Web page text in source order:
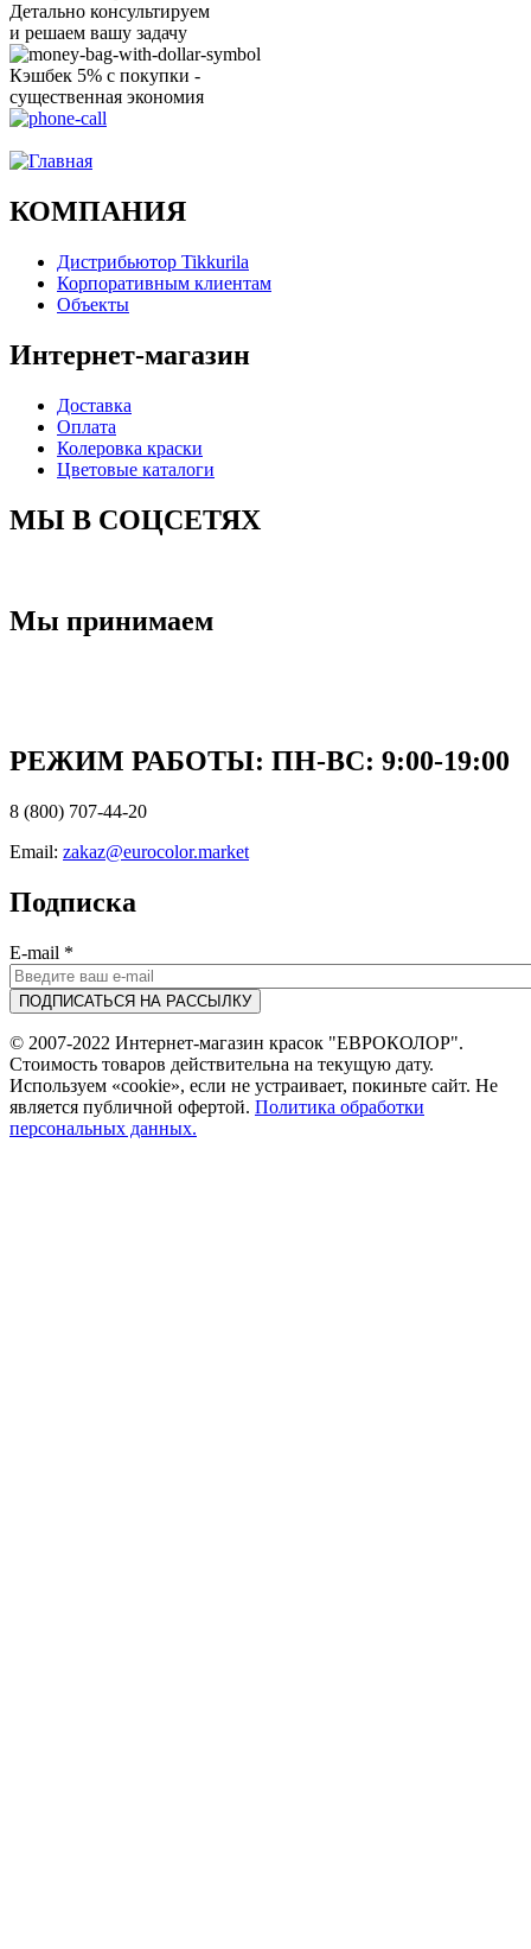
Детально консультируем
и решаем вашу задачу
Кэшбек 5% с покупки -
существенная экономия
КОМПАНИЯ
Дистрибьютор Tikkurila
Корпоративным клиентам
Объекты
Интернет-магазин
Доставка
Оплата
Колеровка краски
Цветовые каталоги
МЫ В СОЦСЕТЯХ
Мы принимаем
РЕЖИМ РАБОТЫ: ПН-ВC: 9:00-19:00
8 (800) 707-44-20
Email: zakaz@eurocolor.market
Подписка
E-mail *
© 2007-2022 Интернет-магазин красок "ЕВРОКОЛОР".
Стоимость товаров действительна на текущую дату.
Используем «cookie», если не устраивает, покиньте сайт. Не
является публичной офертой. Политика обработки
персональных данных.